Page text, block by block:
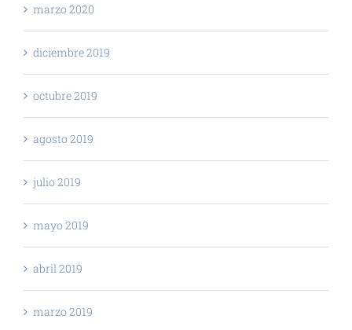
marzo 2020
diciembre 2019
octubre 2019
agosto 2019
julio 2019
mayo 2019
abril 2019
marzo 2019